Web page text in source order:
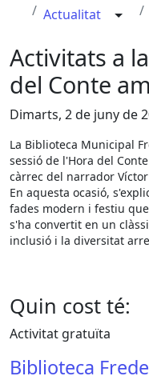
Actualitat
Activitats a
del Conte
Dimarts, 2 de juny de
La Biblioteca Municipal
sessió de l'Hora del
càrrec del narrador
En aquesta ocasió,
fades modern i festiu
s'ha convertit en un
inclusió i la diversitat
Quin cost té:
Activitat gratuïta
Biblioteca